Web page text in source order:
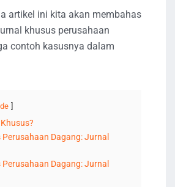
artikel ini kita akan membahas
khusus perusahaan
contoh kasusnya dalam
Dagang: Jurnal
Dagang: Jurnal